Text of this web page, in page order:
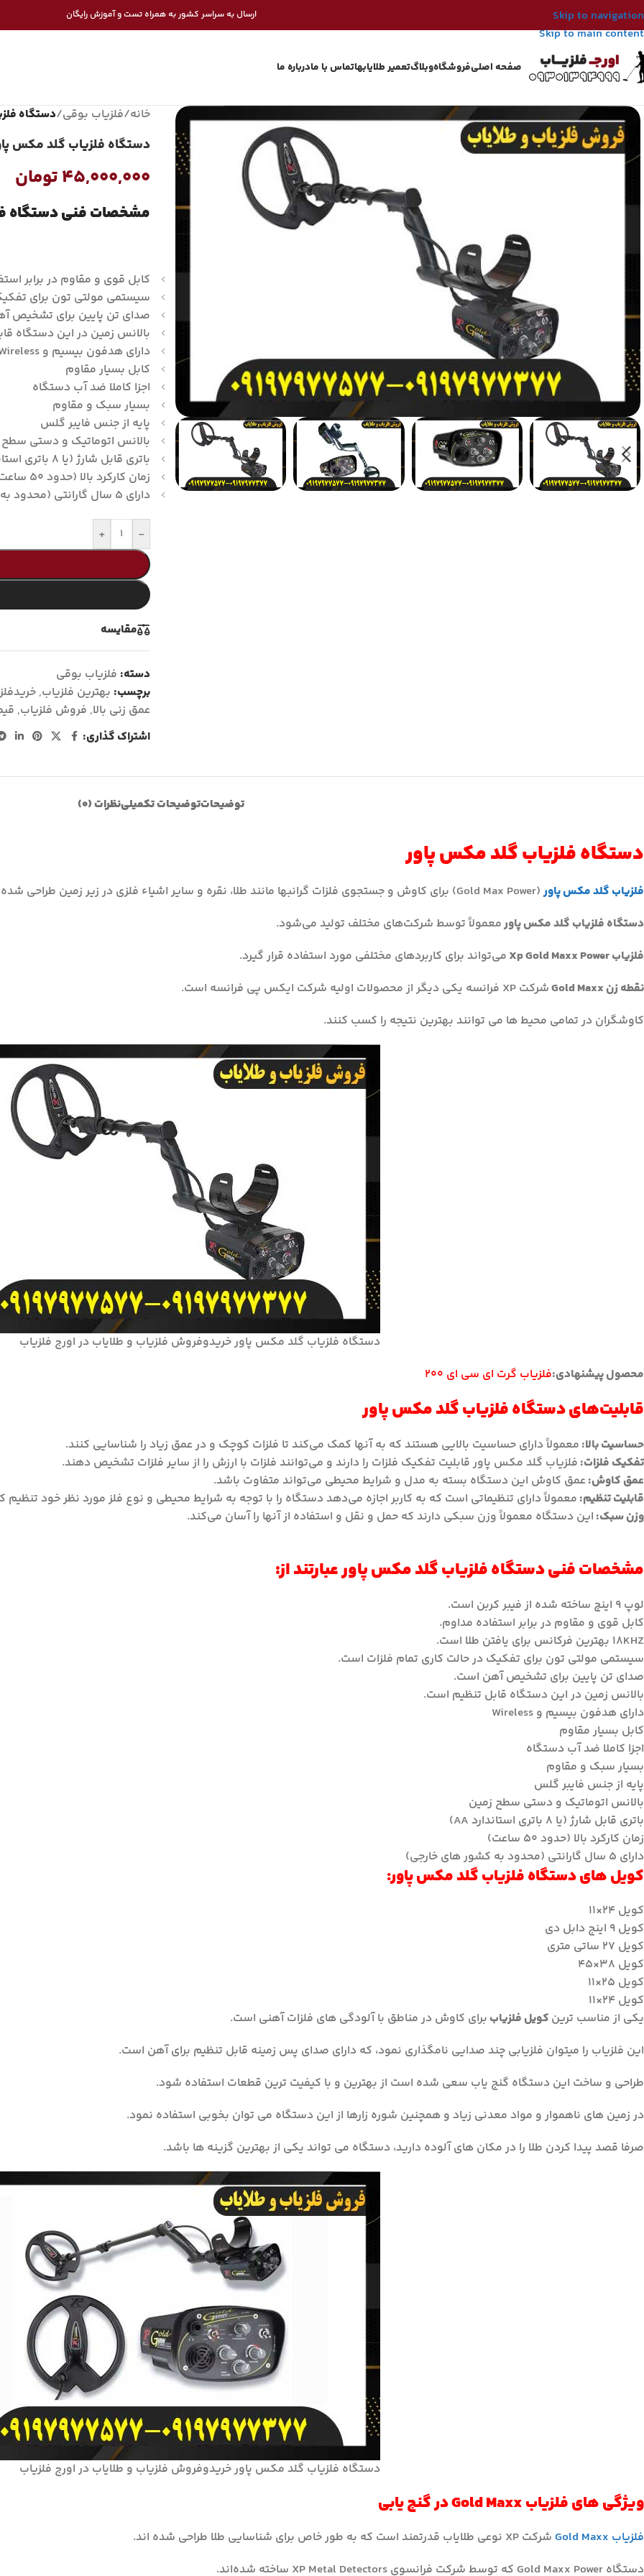
Skip to navigation
Skip to main content
ارسال به سراسر کشور به همراه تست و آموزش رایگان
صفحه اصلیفروشگاهوبلاگتعمیر طلایابهاتماس با مادرباره ما
خانه/فلزیاب بوقی/دستگاه
دستگاه فلزیاب گلد مکس
۴۵,۰۰۰,۰۰۰تومان
مشخصات فنی دستگاه
کابل قوی و مقاوم در برابر
سیستمی مولتی تون برای
صدای تن پایین برای تشخیص
بالانس زمین در این دستگاه
دارای هدفون بیسیم و Wireless
کابل بسیار مقاوم
اجزا کاملا ضد آب دستگاه
بسیار سبک و مقاوم
پایه از جنس فایبر گلس
بالانس اتوماتیک و دستی
باتری قابل شارژ (یا ۸ باتری استاندارد AA)
زمان کارکرد بالا (حدود ۵۰ ساعت)
دارای ۵ سال گارانتی (محدود به کشور های خارجی)
-
+
مقايسه
دسته: فلزیاب بوقی
برچسب: بهترین فلزیاب,
عمق زنی بالا, فروش فلزیاب,
اشتراک گذاری:
توضیحاتتوضیحات تکمیلینظرات (0)
دستگاه فلزیاب گلد مکس پاور
فلزیاب گلد مکس پاور (Gold Max Power) برای کاوش و جستجوی فلزات گرانبها مانند طلا، نقره و سایر اشیاء فلزی در زیر زمین طراحی شده است.
دستگاه فلزیاب گلد مکس پاورمعمولاً توسط شرکت‌های مختلف تولید می‌شود.
فلزیاب Xp Gold Maxx Power
می‌تواند برای کاربردهای مختلفی مورد استفاده قرار گیرد.
نقطه زن Gold Maxx
شرکت XP فرانسه یکی دیگر از محصولات اولیه شرکت ایکس پی فرانسه است.
کاوشگران در تمامی محیط ها می توانند بهترین نتیجه را کسب کنند.
دستگاه فلزیاب گلد مکس پاور خریدوفروش فلزیاب و طلایاب در اورج فلزیاب
محصول پیشنهادی:فلزیاب گرت ای سی ای ۲۰۰
قابلیت‌های دستگاه فلزیاب گلد مکس پاور
حساسیت بالا: معمولاً دارای حساسیت بالایی هستند که به آنها کمک می‌کند تا فلزات کوچک و در عمق زیاد را شناسایی کنند.
تفکیک فلزات: فلزیاب گلد مکس پاور قابلیت تفکیک فلزات را دارند و می‌توانند فلزات با ارزش را از سایر فلزات تشخیص دهند.
عمق کاوش: عمق کاوش این دستگاه بسته به مدل و شرایط محیطی می‌تواند متفاوت باشد.
قابلیت تنظیم: معمولاً دارای تنظیماتی است که به کاربر اجازه می‌دهد دستگاه را با توجه به شرایط محیطی و نوع فلز مورد نظر خود تنظیم
وزن سبک: این دستگاه‌ معمولاً وزن سبکی دارند که حمل و نقل و استفاده از آنها را آسان می‌کند.
مشخصات فنی دستگاه فلزیاب گلد مکس پاور عبارتند از:
لوپ ۹ اینچ ساخته شده از فیبر کربن است.
کابل قوی و مقاوم در برابر استفاده مداوم.
۱۸KHZ بهترین فرکانس برای یافتن طلا است.
سیستمی مولتی تون برای تفکیک در حالت کاری تمام فلزات است.
صدای تن پایین برای تشخیص آهن است.
بالانس زمین در این دستگاه قابل تنظیم است.
دارای هدفون بیسیم و Wireless
کابل بسیار مقاوم
اجزا کاملا ضد آب دستگاه
بسیار سبک و مقاوم
پایه از جنس فایبر گلس
بالانس اتوماتیک و دستی سطح زمین
باتری قابل شارژ (یا ۸ باتری استاندارد AA)
زمان کارکرد بالا (حدود ۵۰ ساعت)
دارای ۵ سال گارانتی (محدود به کشور های خارجی)
کویل های دستگاه فلزیاب گلد مکس پاور:
کویل ۲۴×۱۱
کویل ۹ اینج دابل دی
کویل ۲۷ ساتی متری
کویل ۳۸×۴۵
کویل ۲۵×۱۱
کویل ۲۴×۱۱
یکی از مناسب ترین کویل فلزیاب برای کاوش در مناطق با آلودگی های فلزات آهنی است.
این فلزیاب را میتوان فلزیابی چند صدایی نامگذاری نمود، که دارای صدای پس زمینه قابل تنظیم برای آهن است.
طراحی و ساخت این دستگاه گنج یاب سعی شده است از بهترین و با کیفیت ترین قطعات استفاده شود.
در زمین های ناهموار و مواد معدنی زیاد و همچنین شوره زارها از این دستگاه می توان بخوبی استفاده نمود.
صرفا قصد پیدا کردن طلا را در مکان های آلوده دارید، دستگاه می تواند یکی از بهترین گزینه ها باشد.
دستگاه فلزیاب گلد مکس پاور خریدوفروش فلزیاب و طلایاب در اورج فلزیاب
ویژگی های فلزیاب Gold Maxx در گنج یابی
فلزیاب Gold Maxx
شرکت XP نوعی طلایاب قدرتمند است که به طور خاص برای شناسایی طلا طراحی شده اند.
دستگاه Gold Maxx Power که توسط شرکت فرانسوی XP Metal Detectors ساخته شده‌اند.